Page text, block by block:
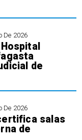
De 2026
de
De 2026
salas
de